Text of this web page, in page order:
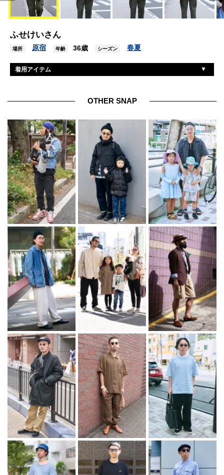
ふせけいさん
場所 原宿 年齢 36歳 シーズン 春夏
着用アイテム
シューズ ジョンストンアンドマーフィー
眼鏡 レイバン
バッグ 古着
腕時計 タイメックス
アクセサリー 不明
OTHER SNAP